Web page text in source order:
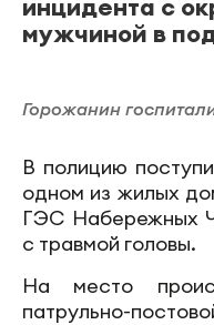
мужчиной в
Горожанин
В полицию
одном из жилых
ГЭС Набережных
с травмой головы.
На место
патрульно-